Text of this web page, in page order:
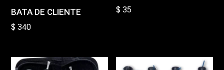
BATA DE CLIENTE
$ 340
$ 35